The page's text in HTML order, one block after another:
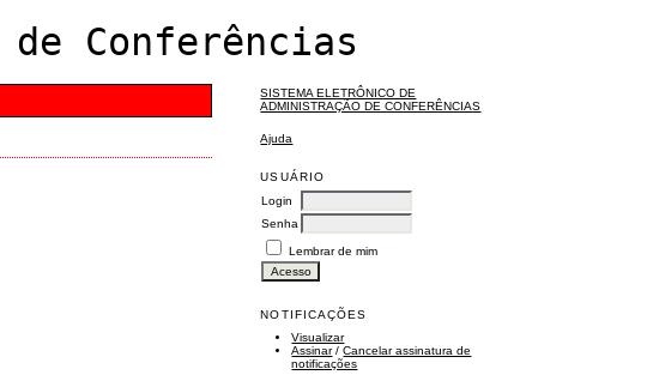
Conferências
SISTEMA ELETRÔNICO DE
ADMINISTRAÇÃO DE CONFERÊNCIAS
Ajuda
USUÁRIO
Login
Senha
Lembrar de mim
NOTIFICAÇÕES
Visualizar
Assinar/Cancelar assinatura de
notificações